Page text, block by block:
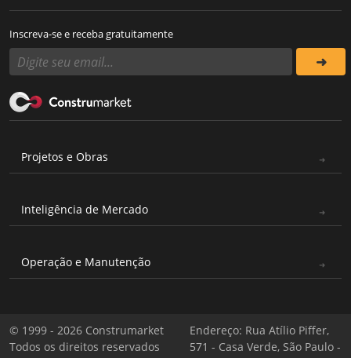
Inscreva-se e receba gratuitamente
Projetos e Obras
Inteligência de Mercado
Operação e Manutenção
© 1999 - 2026 Construmarket
Todos os direitos reservados
Endereço: Rua Atílio Piffer,
571 - Casa Verde, São Paulo -